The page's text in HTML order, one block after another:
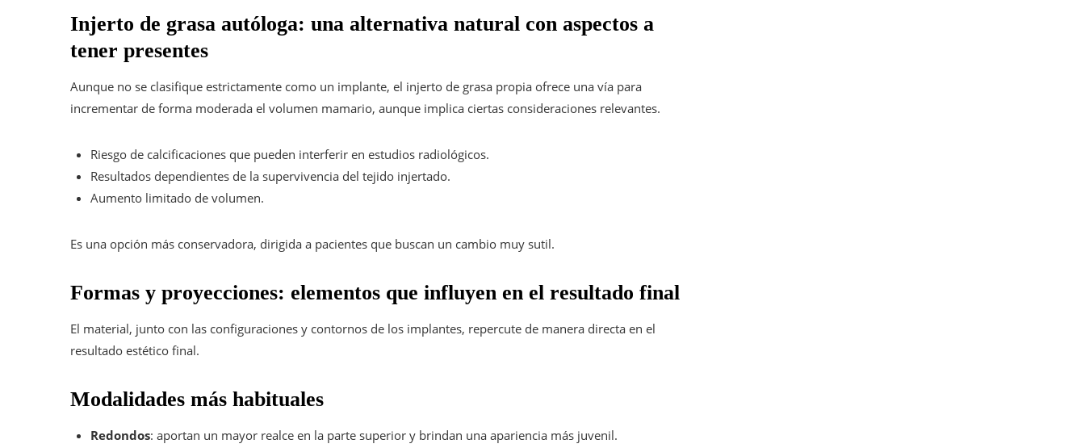
Injerto de grasa autóloga: una alternativa natural con aspectos a
tener presentes
Aunque no se clasifique estrictamente como un implante, el injerto de grasa propia ofrece una vía para
incrementar de forma moderada el volumen mamario, aunque implica ciertas consideraciones relevantes.
Riesgo de calcificaciones que pueden interferir en estudios radiológicos.
Resultados dependientes de la supervivencia del tejido injertado.
Aumento limitado de volumen.
Es una opción más conservadora, dirigida a pacientes que buscan un cambio muy sutil.
Formas y proyecciones: elementos que influyen en el resultado final
El material, junto con las configuraciones y contornos de los implantes, repercute de manera directa en el
resultado estético final.
Modalidades más habituales
Redondos: aportan un mayor realce en la parte superior y brindan una apariencia más juvenil.